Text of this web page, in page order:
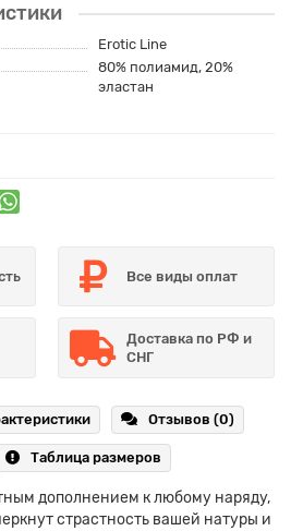
Erotic Line
80% полиамид, 20%
эластан
Все виды оплат
Доставка по РФ и
СНГ
Отзывов (0)
Таблица размеров
дополнением к любому наряду,
страстность вашей натуры и